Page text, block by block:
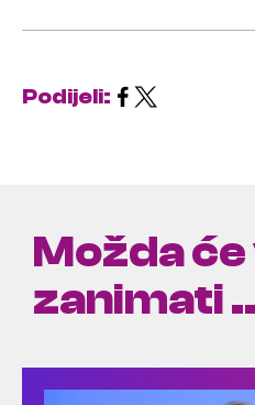
Podijeli:
Možda
zanimati